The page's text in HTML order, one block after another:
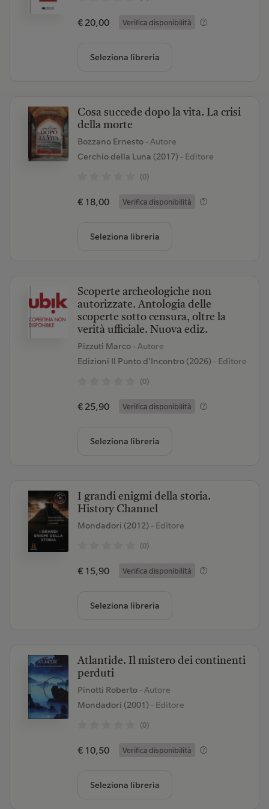
€ 20,00 Verifica disponibilità
Seleziona libreria
Cosa succede dopo la vita. La crisi
della morte
Bozzano Ernesto - Autore
Cerchio della Luna (2017)- Editore
(0)
€ 18,00 Verifica disponibilità
Seleziona libreria
Scoperte archeologiche non
autorizzate. Antologia delle
scoperte sotto censura, oltre la
verità ufficiale. Nuova ediz.
Pizzuti Marco - Autore
Edizioni Il Punto d'Incontro (2026)- Editore
(0)
€ 25,90 Verifica disponibilità
Seleziona libreria
I grandi enigmi della storia.
History Channel
Mondadori (2012)- Editore
(0)
€ 15,90 Verifica disponibilità
Seleziona libreria
Atlantide. Il mistero dei continenti
perduti
Pinotti Roberto - Autore
Mondadori (2001)- Editore
(0)
€ 10,50 Verifica disponibilità
Seleziona libreria